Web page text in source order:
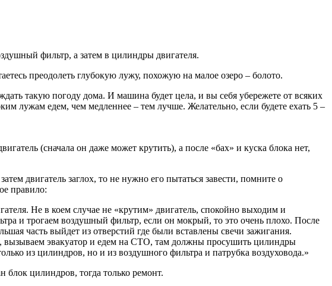
фильтр, а затем в цилиндры двигателя.
преодолеть глубокую лужу, похожую на малое озеро – болото.
такую погоду дома. И машина будет цела, и вы себя убережете от всяких
лужам едем, чем медленнее – тем лучше. Желательно, если будете ехать 5 –
(сначала он даже может крутить), а после «бах» и куска блока нет,
двигатель заглох, то не нужно его пытаться завести, помните о
правило:
Не в коем случае не «крутим» двигатель, спокойно выходим и
и трогаем воздушный фильтр, если он мокрый, то это очень плохо. После
часть выйдет из отверстий где были вставлены свечи зажигания.
вызываем эвакуатор и едем на СТО, там должны просушить цилиндры
из цилиндров, но и из воздушного фильтра и патрубка воздуховода.»
блок цилиндров, тогда только ремонт.